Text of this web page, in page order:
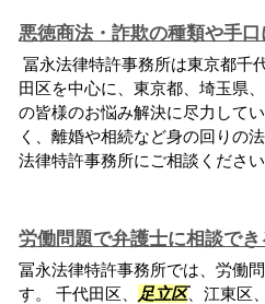
悪徳商法・詐欺の種類や手口
冨永法律特許事務所は東京都千
田区を中心に、東京都、埼玉県
の皆様のお悩み解決に尽力して
く、離婚や相続など身の回りの
法律特許事務所にご相談ください
労働問題で弁護士に相談でき
冨永法律特許事務所では、労働
す。 千代田区、
足立区、江東区